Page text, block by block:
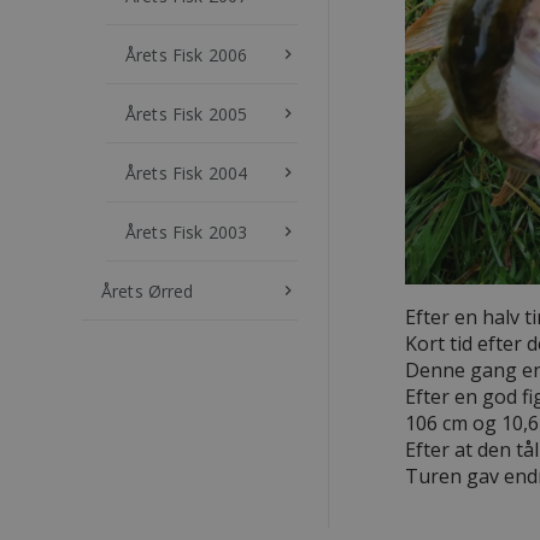
Årets Fisk 2006 keyboard_arrow_right
Årets Fisk 2005 keyboard_arrow_right
Årets Fisk 2004 keyboard_arrow_right
Årets Fisk 2003 keyboard_arrow_right
Årets Ørred keyboard_arrow_right
Efter en halv
Kort tid efter
Denne gang
Efter en god
106 cm og
Efter at den
Turen gav